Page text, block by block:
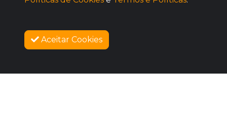
SOBRE NÓS
Aceitar Cookies